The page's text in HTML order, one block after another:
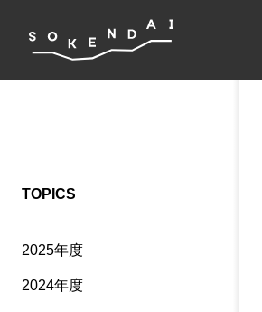
TOPICS
2025年度
2024年度